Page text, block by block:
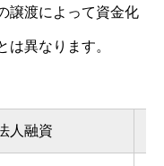
譲渡によって資金化
異なります。
人融資